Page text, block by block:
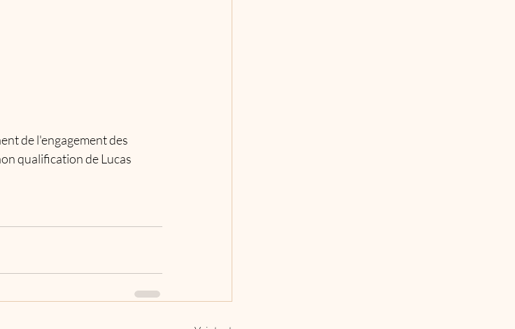
de l'engagement des
qualification de Lucas